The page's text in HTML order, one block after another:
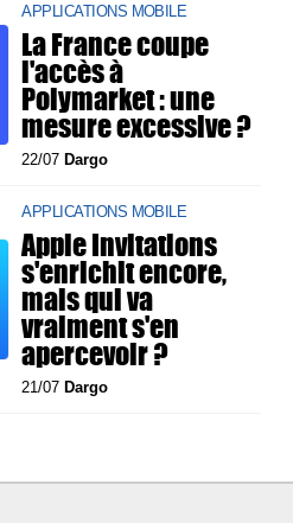
APPLICATIONS MOBILE
La France coupe
l'accès à
Polymarket : une
mesure excessive ?
22/07Dargo
APPLICATIONS MOBILE
Apple Invitations
s'enrichit encore,
mais qui va
vraiment s'en
apercevoir ?
21/07Dargo